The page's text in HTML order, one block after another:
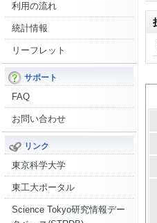
利用の流れ
統計情報
リーフレット
サポート
FAQ
お問い合わせ
リンク
東京科学大学
東工大ポータル
Science Tokyo研究情報デー